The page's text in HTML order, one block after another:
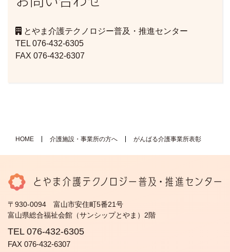
とやま介護テクノロジー普及・推進センター
TEL 076-432-6305
FAX 076-432-6307
HOME 介護施設・事業所の方へ がんばる介護事業所表彰
〒930-0094 富山市安住町5番21号
富山県総合福祉会館（サンシップとやま）2階
TEL 076-432-6305
FAX 076-432-6307